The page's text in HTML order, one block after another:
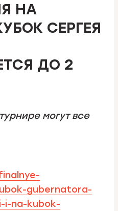
НА
СЕРГЕЯ
ДО 2
могут все
gubernatora-
i-na-kubok-